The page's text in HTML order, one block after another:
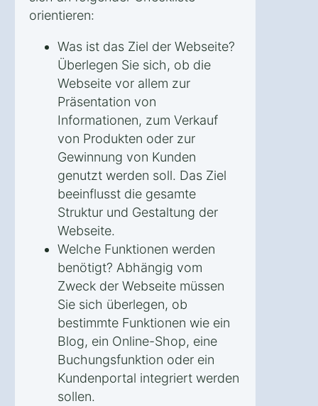
orientieren:
Was ist das Ziel der Webseite?
Überlegen Sie sich, ob die
Webseite vor allem zur
Präsentation von
Informationen, zum Verkauf
von Produkten oder zur
Gewinnung von Kunden
genutzt werden soll. Das Ziel
beeinflusst die gesamte
Struktur und Gestaltung der
Webseite.
Welche Funktionen werden
benötigt? Abhängig vom
Zweck der Webseite müssen
Sie sich überlegen, ob
bestimmte Funktionen wie ein
Blog, ein Online-Shop, eine
Buchungsfunktion oder ein
Kundenportal integriert werden
sollen.